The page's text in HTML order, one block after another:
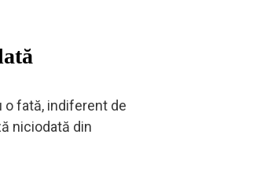
o fată, indiferent de
niciodată din